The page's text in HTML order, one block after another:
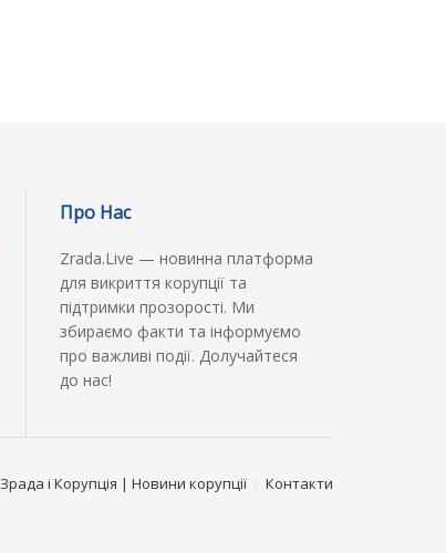
Про Нас
Zrada.Live — новинна платформа
для викриття корупції та
підтримки прозорості. Ми
збираємо факти та інформуємо
про важливі події. Долучайтеся
до нас!
Зрада і Корупція | Новини корупції Контакти